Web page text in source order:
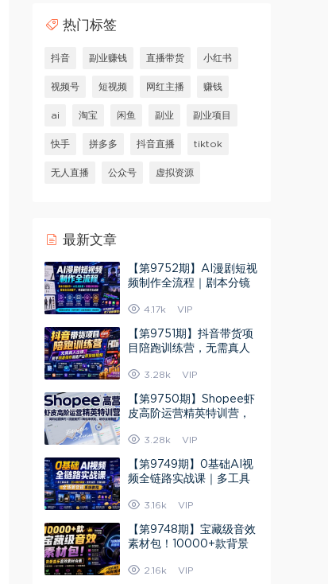
热门标签
抖音 副业赚钱 直播带货 小红书
视频号 短视频 网红主播 赚钱
ai 淘宝 闲鱼 副业 副业项目
快手 拼多多 抖音直播 tiktok
无人直播 公众号 虚拟资源
最新文章
【第9752期】AI漫剧短视
频制作全流程｜剧本分镜
落地4.17k VIP
【第9751期】抖音带货项
目陪跑训练营，无需真人
产出带货
3.28k VIP
【第9750期】Shopee虾
皮高阶运营精英特训营，
+转化率优化
3.28k VIP
【第9749期】0基础AI视
频全链路实战课｜多工具
营?剪辑
3.16k VIP
【第9748期】宝藏级音效
素材包！10000+款背景
片头婚礼会议
2.16k VIP